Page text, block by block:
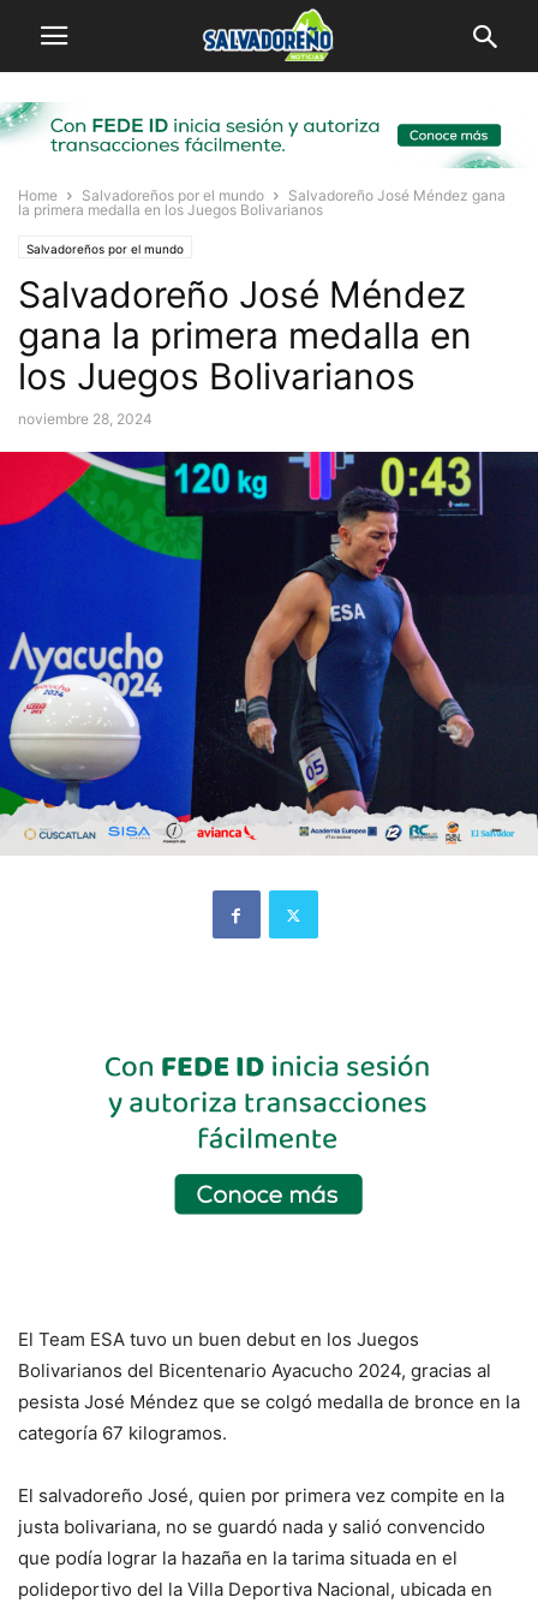
Home Salvadoreños por el mundo
Salvadoreño José Méndez gana
la primera medalla en los Juegos Bolivarianos
Salvadoreños por el mundo
Salvadoreño José Méndez
gana la primera medalla en
los Juegos Bolivarianos
noviembre 28, 2024
El Team ESA tuvo un buen debut en los Juegos
Bolivarianos del Bicentenario Ayacucho 2024, gracias al
pesista José Méndez que se colgó medalla de bronce en la
categoría 67 kilogramos.
El salvadoreño José, quien por primera vez compite en la
justa bolivariana, no se guardó nada y salió convencido
que podía lograr la hazaña en la tarima situada en el
polideportivo del la Villa Deportiva Nacional, ubicada en